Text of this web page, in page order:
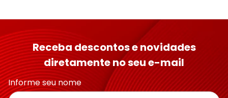
Receba descontos e novidades
diretamente no seu e-mail
Informe seu nome